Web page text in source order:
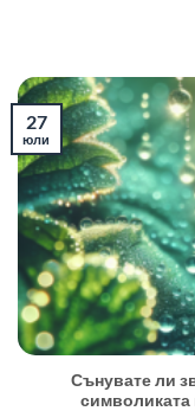
Сънувате ли
символиката
27
юли